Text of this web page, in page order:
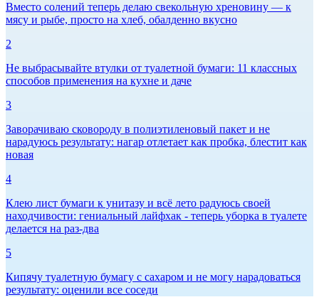
Вместо солений теперь делаю свекольную хреновину — к
мясу и рыбе, просто на хлеб, обалденно вкусно
2
Не выбрасывайте втулки от туалетной бумаги: 11 классных
способов применения на кухне и даче
3
Заворачиваю сковороду в полиэтиленовый пакет и не
нарадуюсь результату: нагар отлетает как пробка, блестит как
новая
4
Клею лист бумаги к унитазу и всё лето радуюсь своей
находчивости: гениальный лайфхак - теперь уборка в туалете
делается на раз-два
5
Кипячу туалетную бумагу с сахаром и не могу нарадоваться
результату: оценили все соседи